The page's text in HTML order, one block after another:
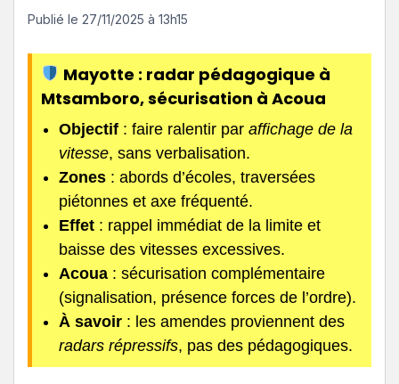
Publié le 27/11/2025 à 13h15
Mayotte : radar pédagogique à
Mtsamboro, sécurisation à Acoua
Objectif : faire ralentir par affichage de la
vitesse, sans verbalisation.
Zones : abords d’écoles, traversées
piétonnes et axe fréquenté.
Effet : rappel immédiat de la limite et
baisse des vitesses excessives.
Acoua : sécurisation complémentaire
(signalisation, présence forces de l’ordre).
À savoir : les amendes proviennent des
radars répressifs, pas des pédagogiques.